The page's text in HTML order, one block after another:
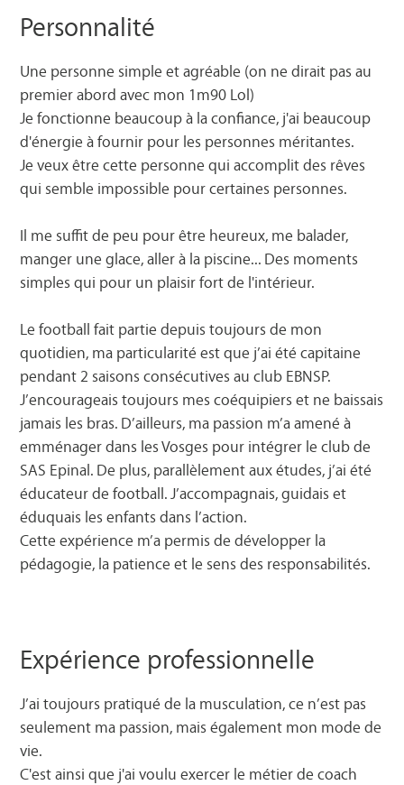
Personnalité
Une personne simple et agréable (on ne dirait pas au
premier abord avec mon 1m90 Lol)
Je fonctionne beaucoup à la confiance, j'ai beaucoup
d'énergie à fournir pour les personnes méritantes.
Je veux être cette personne qui accomplit des rêves
qui semble impossible pour certaines personnes.
Il me suffit de peu pour être heureux, me balader,
manger une glace, aller à la piscine... Des moments
simples qui pour un plaisir fort de l'intérieur.
Le football fait partie depuis toujours de mon
quotidien, ma particularité est que j’ai été capitaine
pendant 2 saisons consécutives au club EBNSP.
J’encourageais toujours mes coéquipiers et ne baissais
jamais les bras. D’ailleurs, ma passion m’a amené à
emménager dans les Vosges pour intégrer le club de
SAS Epinal. De plus, parallèlement aux études, j’ai été
éducateur de football. J’accompagnais, guidais et
éduquais les enfants dans l’action.
Cette expérience m’a permis de développer la
pédagogie, la patience et le sens des responsabilités.
Expérience professionnelle
J’ai toujours pratiqué de la musculation, ce n’est pas
seulement ma passion, mais également mon mode de
vie.
C'est ainsi que j'ai voulu exercer le métier de coach